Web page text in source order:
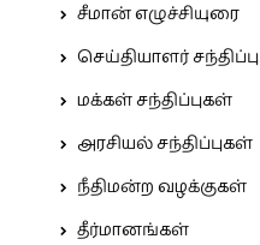
சீமான் எழுச்சியுரை
செய்தியாளர் சந்திப்பு
மக்கள் சந்திப்புகள்
அரசியல் சந்திப்புகள்
நீதிமன்ற வழக்குகள்
தீர்மானங்கள்